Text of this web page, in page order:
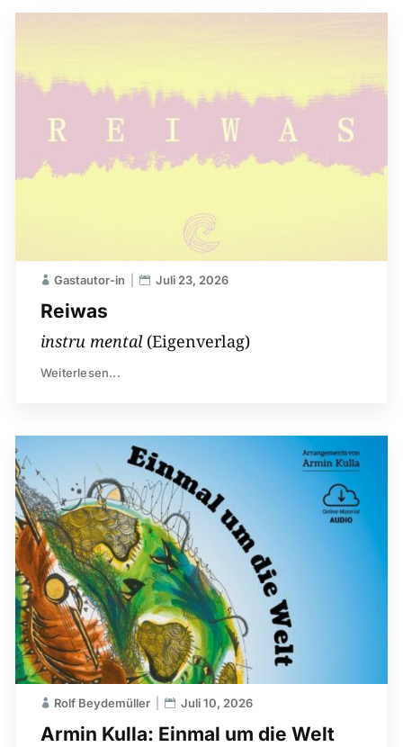
Reiwas
Gastautor-in Juli 23, 2026
instru mental(Eigenverlag)
Weiterlesen...
Armin Kulla: Einmal um die Welt
Rolf Beydemüller Juli 10, 2026